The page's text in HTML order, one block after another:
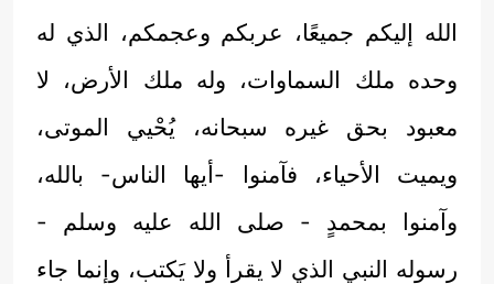
الله إليكم جميعًا، عربكم وعجمكم، الذي له
وحده ملك السماوات، وله ملك الأرض، لا
معبود بحق غيره سبحانه، يُحْيي الموتى،
ويميت الأحياء، فآمنوا -أيها الناس- بالله،
وآمنوا بمحمدٍ - صلى الله عليه وسلم -
رسوله النبي الذي لا يقرأ ولا يَكتب، وإنما جاء